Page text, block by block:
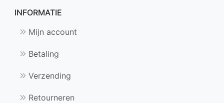
INFORMATIE
Mijn account
Betaling
Verzending
Retourneren